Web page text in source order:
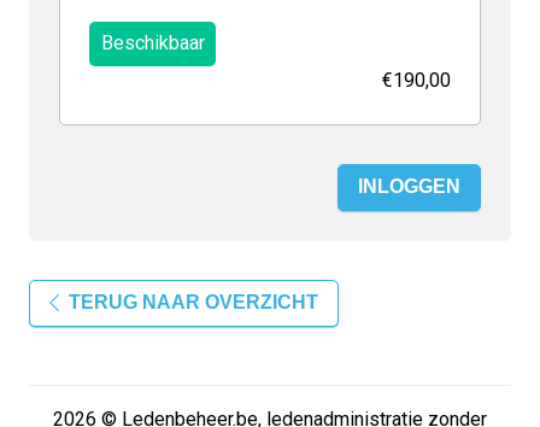
Beschikbaar
€190,00
INLOGGEN
TERUG NAAR OVERZICHT
2026 © Ledenbeheer.be, ledenadministratie zonder